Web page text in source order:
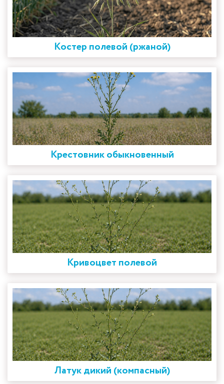
Костер полевой (ржаной)
Крестовник обыкновенный
Кривоцвет полевой
Латук дикий (компасный)